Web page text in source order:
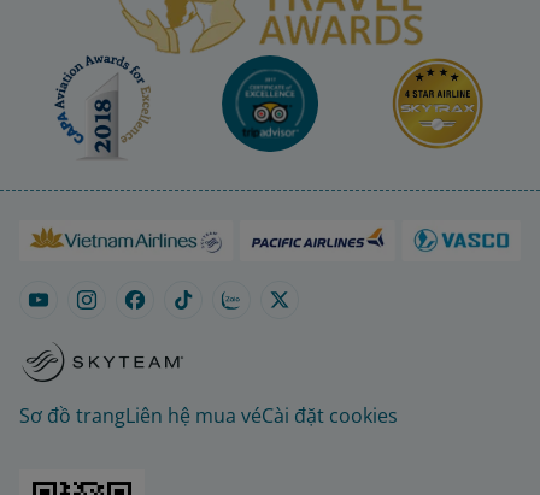
Sơ đồ trangLiên hệ mua véCài đặt cookies